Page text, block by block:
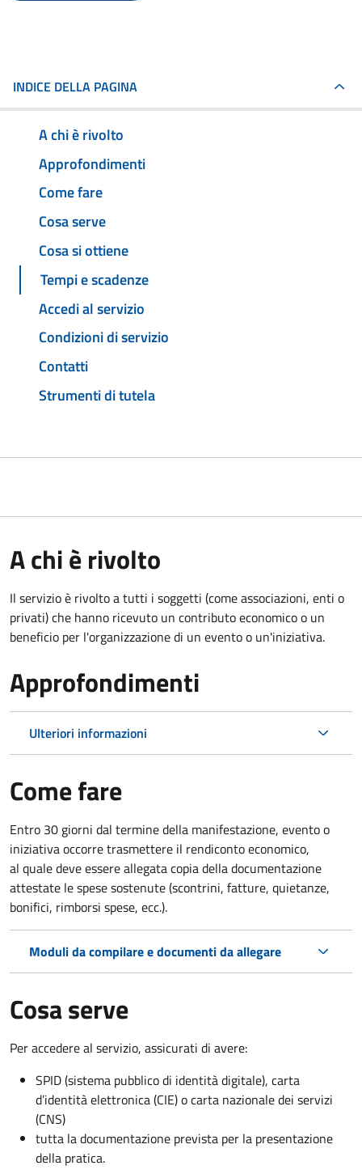
INDICE DELLA PAGINA
A chi è rivolto
Approfondimenti
Come fare
Cosa serve
Cosa si ottiene
Tempi e scadenze
Accedi al servizio
Condizioni di servizio
Contatti
Strumenti di tutela
A chi è rivolto
Il servizio è rivolto a tutti i soggetti (come associazioni, enti o
privati) che hanno ricevuto un contributo economico o un
beneficio per l'organizzazione di un evento o un'iniziativa.
Approfondimenti
Ulteriori informazioni
Come fare
Entro 30 giorni dal termine della manifestazione, evento o
iniziativa occorre trasmettere il rendiconto economico,
al quale deve essere allegata copia della documentazione
attestate le spese sostenute (scontrini, fatture, quietanze,
bonifici, rimborsi spese, ecc.).
Moduli da compilare e documenti da allegare
Cosa serve
Per accedere al servizio, assicurati di avere:
SPID (sistema pubblico di identità digitale), carta
d’identità elettronica (CIE) o carta nazionale dei servizi
(CNS)
tutta la documentazione prevista per la presentazione
della pratica.